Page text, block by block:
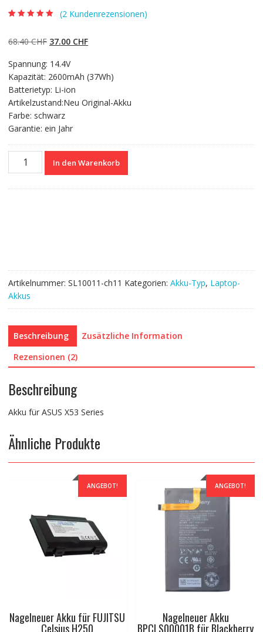
basierend auf
Kundenbewertun
(2 Kundenrezensionen)
68.40CHF Ursprünglicher
war:
68.40 CHF
37.00 CHFAktueller
37.00 CHF.
Spannung: 14.4V
Kapazität: 2600mAh (37Wh)
Batterietyp: Li-ion
Artikelzustand:Neu Original-Akku
Farbe: schwarz
Garantie: ein Jahr
Nagelneuer
In den Warenkorb
Artikelnummer: SL10011-ch11 Kategorien: Akku-Typ, Laptop-
Akkus
Beschreibung
Zusätzliche Information
Rezensionen (2)
Beschreibung
Akku für ASUS X53 Series
Ähnliche Produkte
ANGEBOT!
Nagelneuer Akku für FUJITSU
Celsius H250
ANGEBOT!
Nagelneuer Akku
BPCLS00001B für Blackberry